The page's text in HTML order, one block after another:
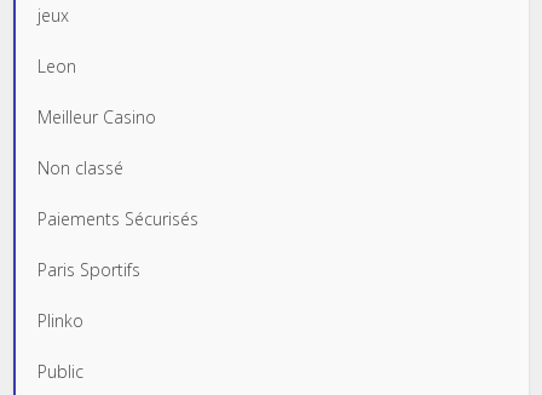
jeux
Leon
Meilleur Casino
Non classé
Paiements Sécurisés
Paris Sportifs
Plinko
Public